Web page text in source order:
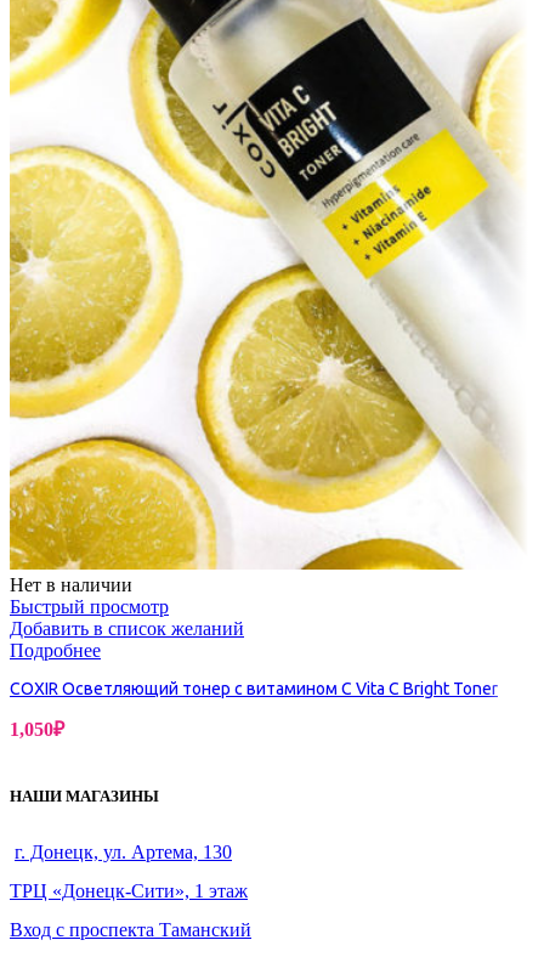
Нет в наличии
Быстрый просмотр
Добавить в список желаний
Подробнее
COXIR Осветляющий тонер с витамином С Vita C Bright Toner
1,050₽
НАШИ МАГАЗИНЫ
г. Донецк, ул. Артема, 130
ТРЦ «Донецк-Сити», 1 этаж
Вход с проспекта Таманский